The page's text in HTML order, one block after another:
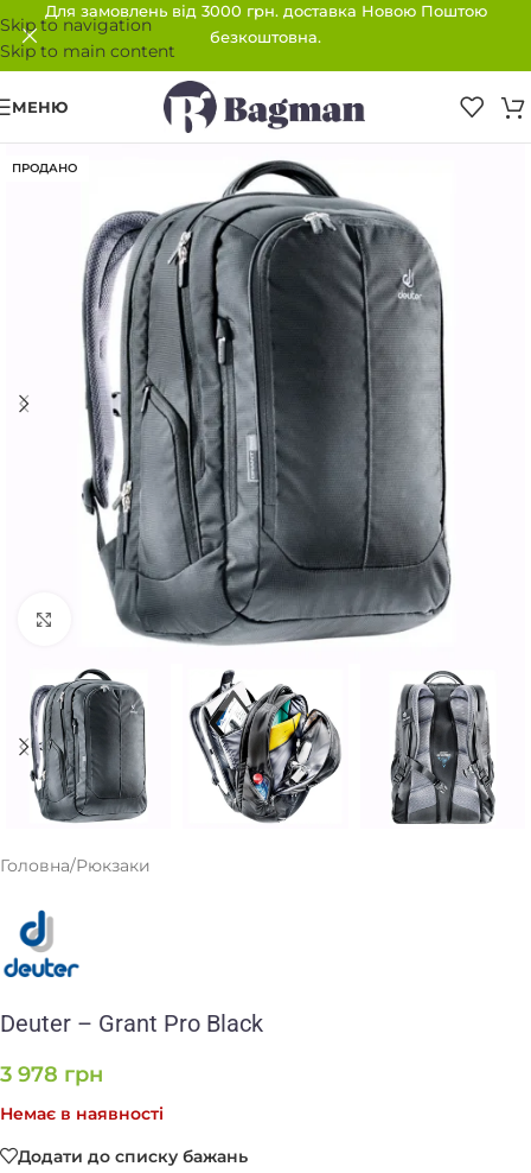
Skip to navigation
Skip to main content
Для замовлень від 3000 грн. доставка Новою Поштою
безкоштовна.
МЕНЮ
ПРОДАНО
Клацніть, щоб збільшити
Головна/Рюкзаки
Deuter – Grant Pro Black
3 978 грн
Немає в наявності
Додати до списку бажань